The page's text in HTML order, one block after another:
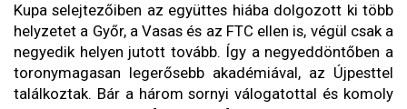
Kupa selejtezőiben az együttes hiába dolgozott ki több
helyzetet a Győr, a Vasas és az FTC ellen is, végül csak a
negyedik helyen jutott tovább. Így a negyeddöntőben a
toronymagasan legerősebb akadémiával, az Újpesttel
találkoztak. Bár a három sornyi válogatottal és komoly